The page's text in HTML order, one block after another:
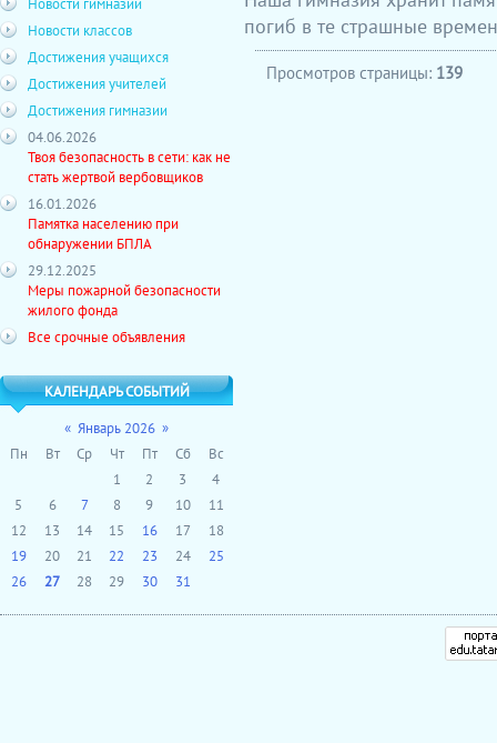
Новости классов
Достижения учащихся
Достижения учителей
Достижения гимназии
04.06.2026
Твоя безопасность в сети: как не
стать жертвой вербовщиков
16.01.2026
Памятка населению при
обнаружении БПЛА
29.12.2025
Меры пожарной безопасности
жилого фонда
Все срочные объявления
КАЛЕНДАРЬ СОБЫТИЙ
« Январь 2026 »
Пн
Вт Ср Чт Пт Сб
Вс
1
2 3
4
5
6 7 8 9 10
11
12
13 14 15 16 17
18
19
20 21 22 23 24
25
26
27 28 29 30 31
погиб в те страшные
Просмотров страницы: 139